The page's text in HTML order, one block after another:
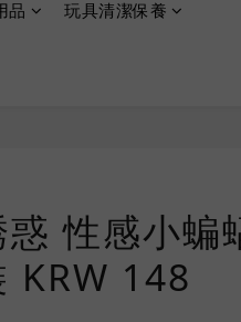
品 玩具清潔保養
性感小蝙
KRW 148